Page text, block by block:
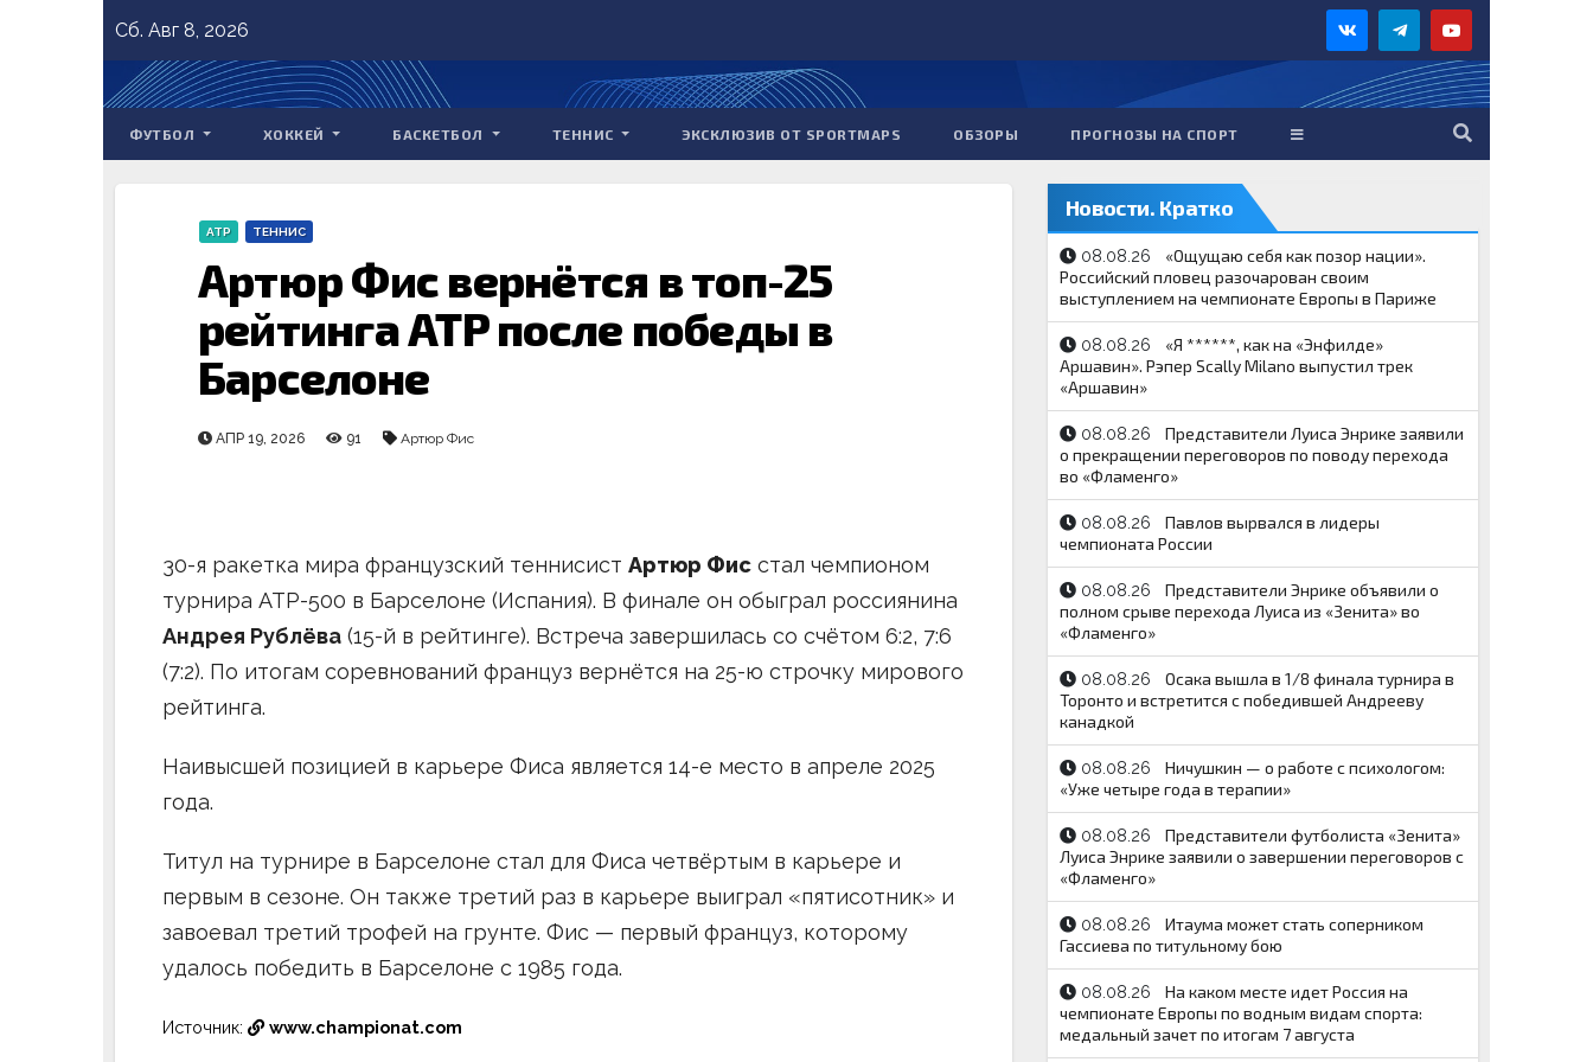
to
content
Сб. Авг 8, 2026
ФУТБОЛ ХОККЕЙ БАСКЕТБОЛ ТЕННИС ЭКСКЛЮЗИВ ОТ SPORTMAPS ОБЗОРЫ ПРОГНОЗЫ НА СПОРТ
ATP ТЕННИС
Артюр Фис вернётся в топ-25
рейтинга ATP после победы в
Барселоне
АПР 19, 2026 91 Артюр Фис
30-я ракетка мира французский теннисист Артюр Фис стал чемпионом
турнира ATP-500 в Барселоне (Испания). В финале он обыграл россиянина
Андрея Рублёва (15-й в рейтинге). Встреча завершилась со счётом 6:2, 7:6
(7:2). По итогам соревнований француз вернётся на 25-ю строчку мирового
рейтинга.
Наивысшей позицией в карьере Фиса является 14-е место в апреле 2025
года.
Титул на турнире в Барселоне стал для Фиса четвёртым в карьере и
первым в сезоне. Он также третий раз в карьере выиграл «пятисотник» и
завоевал третий трофей на грунте. Фис — первый француз, которому
удалось победить в Барселоне с 1985 года.
Источник: www.championat.com
Новости. Кратко
08.08.26
«Ощущаю себя как позор нации».
Российский пловец разочарован своим
выступлением на чемпионате Европы в Париже
08.08.26
«Я ******, как на «Энфилде»
Аршавин». Рэпер Scally Milano выпустил трек
«Аршавин»
08.08.26
Представители Луиса Энрике заявили
о прекращении переговоров по поводу перехода
во «Фламенго»
08.08.26
Павлов вырвался в лидеры
чемпионата России
08.08.26
Представители Энрике объявили о
полном срыве перехода Луиса из «Зенита» во
«Фламенго»
08.08.26
Осака вышла в 1/8 финала турнира в
Торонто и встретится с победившей Андрееву
канадкой
08.08.26
Ничушкин — о работе с психологом:
«Уже четыре года в терапии»
08.08.26
Представители футболиста «Зенита»
Луиса Энрике заявили о завершении переговоров с
«Фламенго»
08.08.26
Итаума может стать соперником
Гассиева по титульному бою
08.08.26
На каком месте идет Россия на
чемпионате Европы по водным видам спорта:
медальный зачет по итогам 7 августа